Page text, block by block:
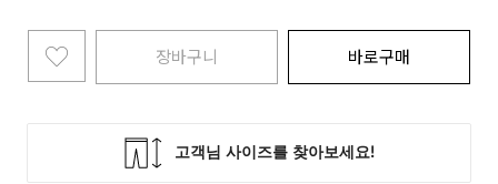
장바구니 바로구매